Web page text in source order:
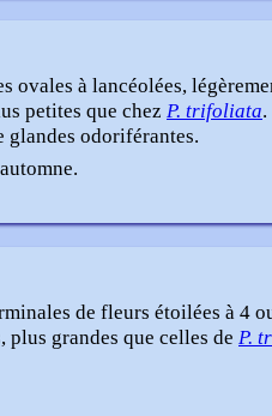
ovales à lancéolées,
petites que chez P. trifoliata
glandes odoriférantes.
de fleurs étoilées à 4
, plus grandes que celles de P.